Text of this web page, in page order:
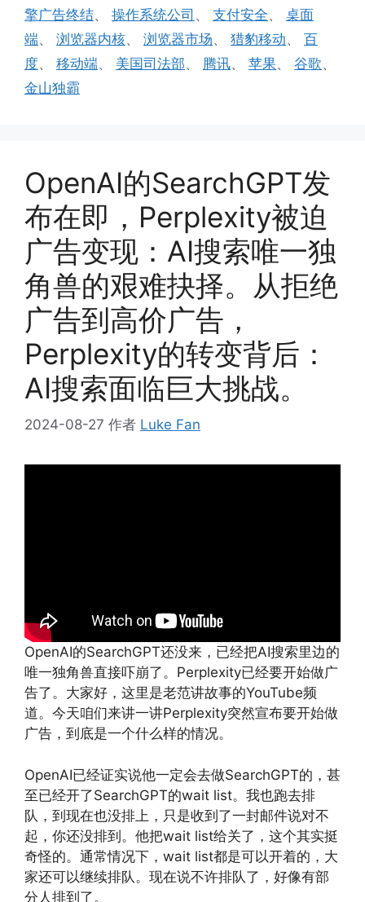
擎广告终结、 操作系统公司 、 支付安全、 桌面
端、 浏览器内核、 浏览器市场、 猎豹移动、 百
度、 移动端、 美国司法部、 腾讯、 苹果、 谷歌、
金山独霸
OpenAI的SearchGPT发
布在即，Perplexity被迫
广告变现：AI搜索唯一独
角兽的艰难抉择。从拒绝
广告到高价广告，
Perplexity的转变背后：
AI搜索面临巨大挑战。
2024-08-27 作者 Luke Fan
OpenAI的SearchGPT还没来，已经把AI搜索里边的
唯一独角兽直接吓崩了。Perplexity已经要开始做广
告了。大家好，这里是老范讲故事的YouTube频
道。今天咱们来讲一讲Perplexity突然宣布要开始做
广告，到底是一个什么样的情况。
OpenAI已经证实说他一定会去做SearchGPT的，甚
至已经开了SearchGPT的wait list。我也跑去排
队，到现在也没排上，只是收到了一封邮件说对不
起，你还没排到。他把wait list给关了，这个其实挺
奇怪的。通常情况下，wait list都是可以开着的，大
家还可以继续排队。现在说不许排队了，好像有部
分人排到了。